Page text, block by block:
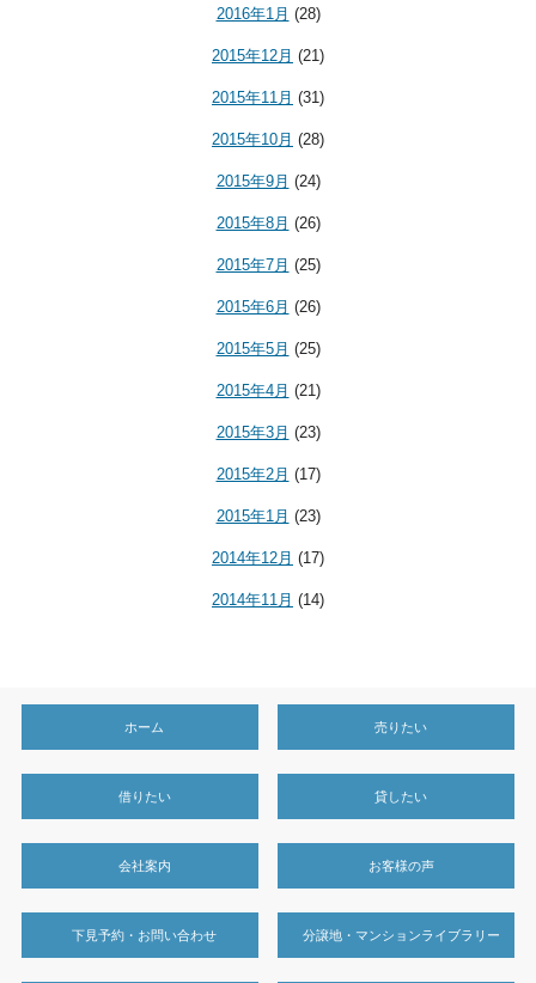
2016年1月 (28)
2015年12月 (21)
2015年11月 (31)
2015年10月 (28)
2015年9月 (24)
2015年8月 (26)
2015年7月 (25)
2015年6月 (26)
2015年5月 (25)
2015年4月 (21)
2015年3月 (23)
2015年2月 (17)
2015年1月 (23)
2014年12月 (17)
2014年11月 (14)
ホーム 売りたい
借りたい 貸したい
会社案内 お客様の声
下見予約・お問い合わせ 分譲地・マンションライブラリー